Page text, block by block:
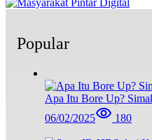
Popular
Apa Itu Bore Up?
06/02/2025
180